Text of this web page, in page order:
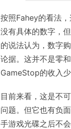
按照Fahey的看法
没有具体的数字，
的说法认为，数字
论据。这并不是零
GameStop的收入少
目前来看，这是不
问题。但它也有负
手游戏光碟之后不